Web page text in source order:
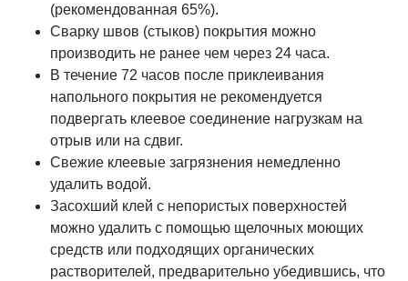
(рекомендованная 65%).
Сварку швов (стыков) покрытия можно
производить не ранее чем через 24 часа.
В течение 72 часов после приклеивания
напольного покрытия не рекомендуется
подвергать клеевое соединение нагрузкам на
отрыв или на сдвиг.
Свежие клеевые загрязнения немедленно
удалить водой.
Засохший клей с непористых поверхностей
можно удалить с помощью щелочных моющих
средств или подходящих органических
растворителей, предварительно убедившись, что